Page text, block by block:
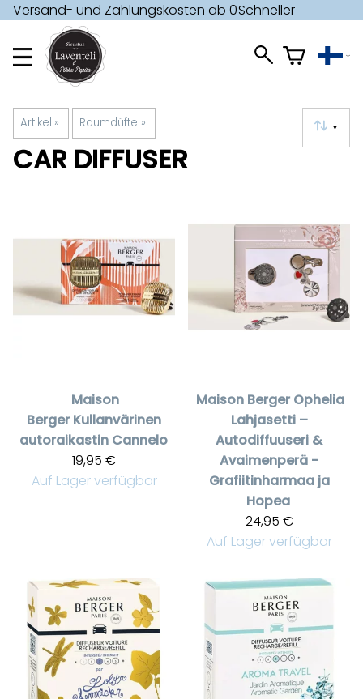
Versand- und Zahlungskosten ab 0Schneller
Artikel ‪» Raumdüfte ‪» ▼
CAR DIFFUSER
Maison
Berger Kullanvärinen
autoraikastin Cannelo
19,95 €
Auf Lager verfügbar
Maison Berger Ophelia
Lahjasetti –
Autodiffuuseri &
Avaimenperä -
Grafiitinharmaa ja
Hopea
24,95 €
Auf Lager verfügbar